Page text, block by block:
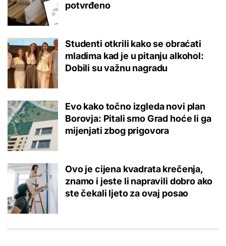
potvrđeno
Studenti otkrili kako se obraćati
mladima kad je u pitanju alkohol:
Dobili su važnu nagradu
Evo kako točno izgleda novi plan
Borovja: Pitali smo Grad hoće li ga
mijenjati zbog prigovora
Ovo je cijena kvadrata krečenja,
znamo i jeste li napravili dobro ako
ste čekali ljeto za ovaj posao